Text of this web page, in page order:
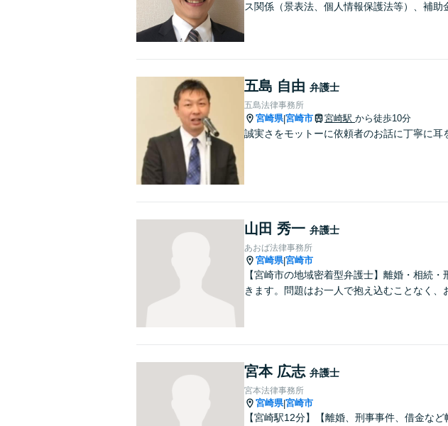
ス関係（景表法、個人情報保護法等）、補助
五島 自由 弁護士
五島法律事務所
宮崎県|宮崎市 宮崎駅 から徒歩10分
誠実さをモットーに依頼者のお話に丁寧に耳
山田 秀一 弁護士
あおば法律事務所
宮崎県|宮崎市
【宮崎市の地域密着型弁護士】離婚・相続
きます。問題はお一人で抱え込むことなく、
宮本 広志 弁護士
宮本法律事務所
宮崎県|宮崎市
【宮崎駅12分】【離婚、刑事事件、借金な